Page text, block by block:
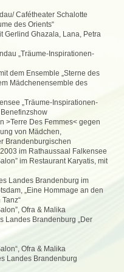
Cafétheater Schalotte
des Orients“
Gerlind Ghazala, Lana, Petra
„Träume-Inspirationen-
dem Ensemble „Sterne des
Mädchenensemble des
„Träume-Inspirationen-
Benefinzshow
>Terre Des Femmes< gegen
von Mädchen,
Brandenburgischen
im Rathaussaal Falkensee
im Restaurant Karyatis, mit
Brandenburg im
„Eine Hommage an den
Ofra & Malika
Brandenburg „Der
Ofra & Malika
Brandenburg